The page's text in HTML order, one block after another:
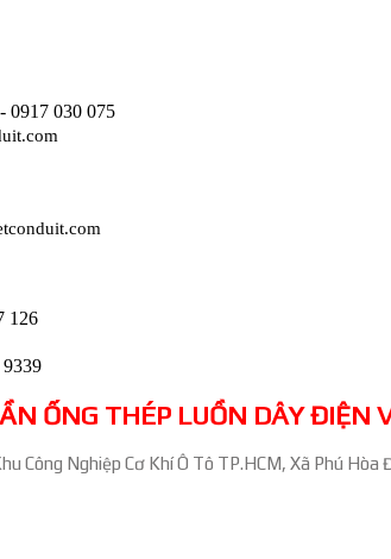
0917 030 075
126
ỐNG THÉP LUỒN DÂY ĐIỆN
Công Nghiệp Cơ Khí Ô Tô TP.HCM, Xã Phú Hòa